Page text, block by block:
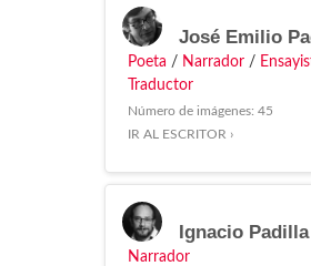
José Emilio
Poeta / Narrador /
Traductor
Número de imágenes: 45
IR AL ESCRITOR ›
Ignacio Padilla
Narrador